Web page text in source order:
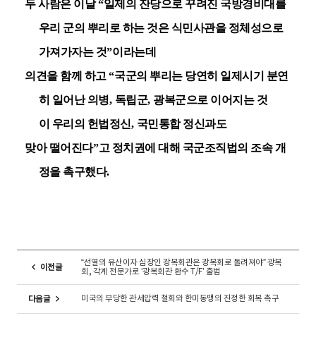
두 사람은 이날“일제의 잔당으로 꾸려진 국방경비대를
우리 군의 뿌리로 하는 것은 식민사관을 정체성으로
가져가자는 것”이라는데
의견을 함께 하고“국군의 뿌리는 당연히 일제시기 분연
히 일어난 의병, 독립군, 광복군으로 이어지는 것
이 우리의 헌법정신, 국민통합 정신과도
맞아떨어진다”고 정치권에 대해 국군조직법의 조속 개
정을 촉구했다.
이전글
“선열의 유산이자 심장인 광복회관은 광복회로 돌려져야” 광복
회, 각계 전문가로 ‘광복회관 환수 T/F’ 출범
다음글 미국의 부당한 관세압력 철회와 한미동맹의 진정한 회복 촉구